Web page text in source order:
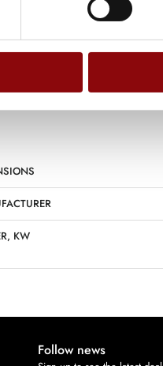
KW
Follow news